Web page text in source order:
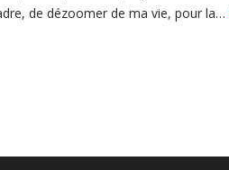
de dézoomer de ma vie, pour la…